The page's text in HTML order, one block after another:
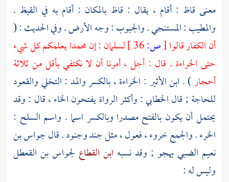
معنى قاظ : أقام ، يقال : قاظ بالمكان : أقام به في القيظ .
والمطيب : المستنجي . والجبوب : وجه الأرض . وفي الحديث : (
أن الكفار قالوا[ص: لسلمان : إنمحمدايعلمكم كل شيء
حتى الخراءة . قال : أجل ، أمرنا أن لا نكتفي بأقل من ثلاثة
أحجار) . ابن الأثير : الخراءة ، بالكسر والمد : التخلي والقعود
للحاجة ; قالالخطابي: وأكثر الرواة يفتحون الخاء ، قال : وقد
يحتمل أن يكون بالفتح مصدرا وبالكسر اسما . واسم السلح :
الخرء . والجمع خروء ، فعول ، مثل جند وجنود . قالجواس بن
نعيم الضبييهجو ; وقد نسبه ابن القطاع لجواس بن القعطل
وليس له :